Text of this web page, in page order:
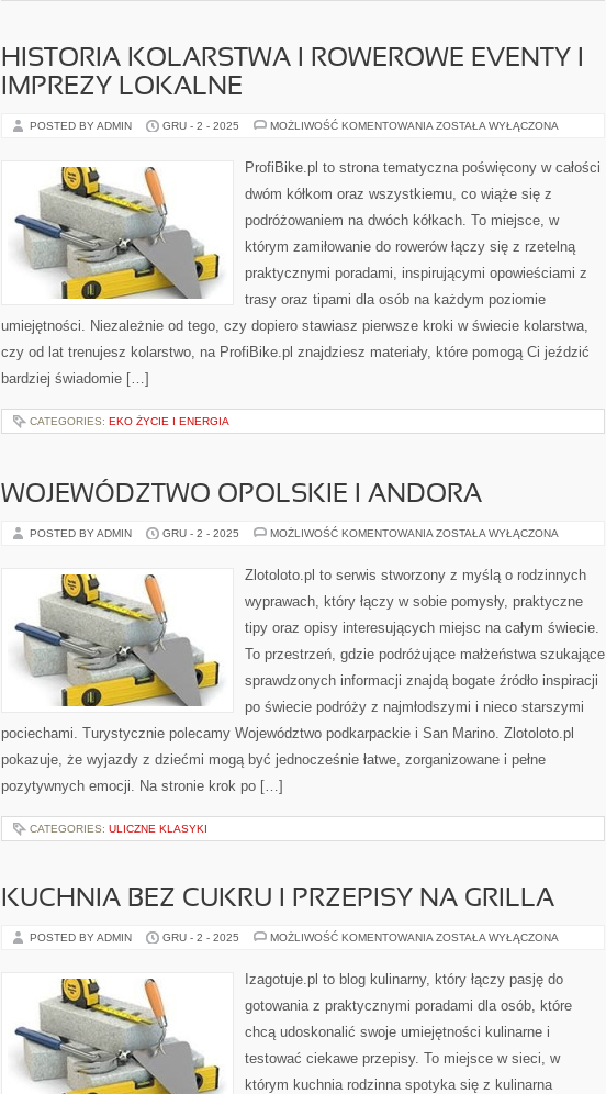
HISTORIA KOLARSTWA I ROWEROWE EVENTY I
IMPREZY LOKALNE
POSTED BY ADMIN GRU - 2 - 2025 MOŻLIWOŚĆ KOMENTOWANIA HISTORIA
ROWEROWE
EVENTY
IMPREZY
ZOSTAŁA WYŁĄCZONA
ProfiBike.pl to strona tematyczna poświęcony w całości
dwóm kółkom oraz wszystkiemu, co wiąże się z
podróżowaniem na dwóch kółkach. To miejsce, w
którym zamiłowanie do rowerów łączy się z rzetelną
praktycznymi poradami, inspirującymi opowieściami z
trasy oraz tipami dla osób na każdym poziomie
umiejętności. Niezależnie od tego, czy dopiero stawiasz pierwsze kroki w świecie kolarstwa,
czy od lat trenujesz kolarstwo, na ProfiBike.pl znajdziesz materiały, które pomogą Ci jeździć
bardziej świadomie […]
CATEGORIES: EKO ŻYCIE I ENERGIA
WOJEWÓDZTWO OPOLSKIE I ANDORA
POSTED BY ADMIN GRU - 2 - 2025 MOŻLIWOŚĆ KOMENTOWANIA WOJEWÓDZTWO
ZOSTAŁA WYŁĄCZONA
Zlotoloto.pl to serwis stworzony z myślą o rodzinnych
wyprawach, który łączy w sobie pomysły, praktyczne
tipy oraz opisy interesujących miejsc na całym świecie.
To przestrzeń, gdzie podróżujące małżeństwa szukające
sprawdzonych informacji znajdą bogate źródło inspiracji
po świecie podróży z najmłodszymi i nieco starszymi
pociechami. Turystycznie polecamy Województwo podkarpackie i San Marino. Zlotoloto.pl
pokazuje, że wyjazdy z dziećmi mogą być jednocześnie łatwe, zorganizowane i pełne
pozytywnych emocji. Na stronie krok po […]
CATEGORIES: ULICZNE KLASYKI
KUCHNIA BEZ CUKRU I PRZEPISY NA GRILLA
POSTED BY ADMIN GRU - 2 - 2025 MOŻLIWOŚĆ KOMENTOWANIA KUCHNIA
I
PRZEPISY
GRILLA
ZOSTAŁA WYŁĄCZONA
Izagotuje.pl to blog kulinarny, który łączy pasję do
gotowania z praktycznymi poradami dla osób, które
chcą udoskonalić swoje umiejętności kulinarne i
testować ciekawe przepisy. To miejsce w sieci, w
którym kuchnia rodzinna spotyka się z kulinarna